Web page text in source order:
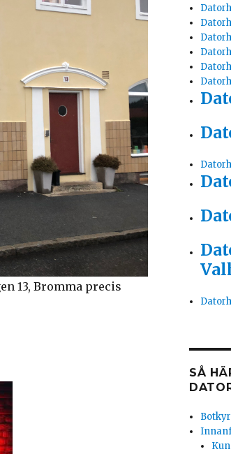
13, Bromma precis
SÅ